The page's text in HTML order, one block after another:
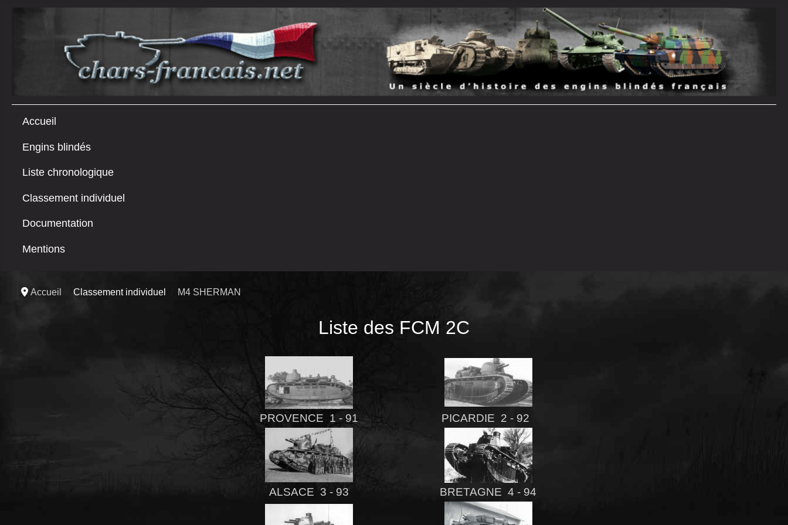
Accueil
Engins blindés
Liste chronologique
Classement individuel
Documentation
Mentions
Accueil Classement individuel M4 SHERMAN
Liste des FCM 2C
PROVENCE 1 - 91 PICARDIE 2 - 92
ALSACE 3 - 93 BRETAGNE 4 - 94